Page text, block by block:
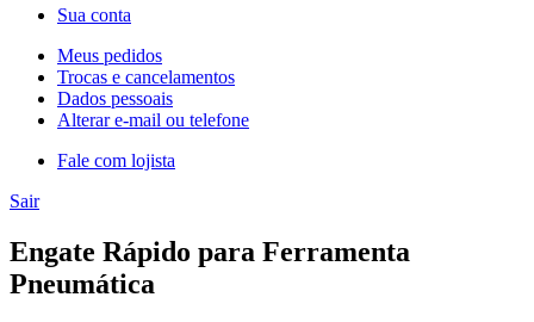
Sua conta
Meus pedidos
Trocas e cancelamentos
Dados pessoais
Alterar e-mail ou telefone
Fale com lojista
Sair
Engate Rápido para Ferramenta
Pneumática